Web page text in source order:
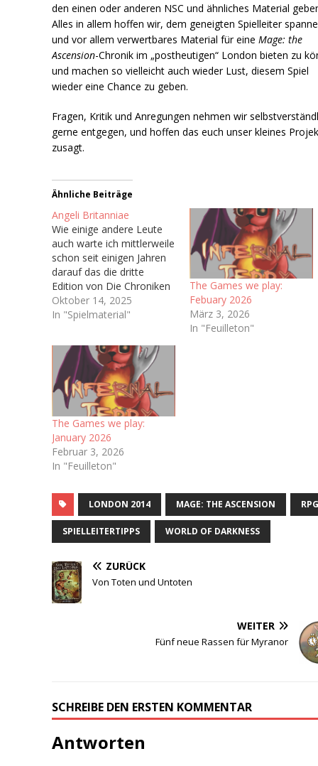
den einen oder anderen NSC und ähnliches Material
Alles in allem hoffen wir, dem geneigten Spielleiter
und vor allem verwertbares Material für eine Mage: the
Ascension-Chronik im „postheutigen“ London bieten zu
und machen so vielleicht auch wieder Lust, diesem Spiel
wieder eine Chance zu geben.
Fragen, Kritik und Anregungen nehmen wir
gerne entgegen, und hoffen das euch unser kleines
zusagt.
Ähnliche Beiträge
Angeli Britanniae
Wie einige andere Leute
auch warte ich mittlerweile
schon seit einigen Jahren
darauf das die dritte
Edition von Die Chroniken
der Engel (Vulgo: Engel),
welche ja irgendwann bald
erblicken soll. Hoffentlich.
Immerhin haben wir ja
schon ein Playtest-
Dokument bekommen Ich
bin sogar auf dem
dazugehörigen Discord-
Server…
Oktober 14, 2025
In "Spielmaterial"
The Games we play:
Febuary 2026
März 3, 2026
In "Feuilleton"
The Games we play:
January 2026
Februar 3, 2026
In "Feuilleton"
LONDON 2014 MAGE: THE ASCENSION
SPIELLEITERTIPPS WORLD OF DARKNESS
ZURÜCK
Von Toten und Untoten
WEITER
Fünf neue Rassen für Myranor
SCHREIBE DEN ERSTEN KOMMENTAR
Antworten